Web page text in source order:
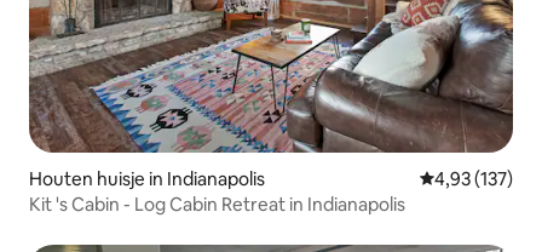
Houten huisje in Indianapolis Gemiddelde
4,93 (137)
Kit 's Cabin - Log Cabin Retreat in Indianapolis